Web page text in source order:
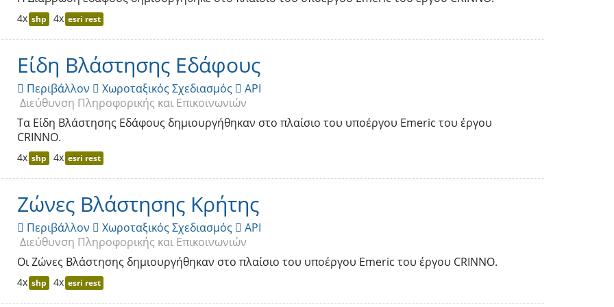
4x shp 4x esri rest
Είδη Βλάστησης Εδάφους
 Περιβάλλον  Χωροταξικός Σχεδιασμός  API
Διεύθυνση Πληροφορικής και Επικοινωνιών
Τα Είδη Βλάστησης Εδάφους δημιουργήθηκαν στο πλαίσιο του υποέργου Emeric του έργου
CRINNO.
4x shp 4x esri rest
Ζώνες Βλάστησης Κρήτης
 Περιβάλλον  Χωροταξικός Σχεδιασμός  API
Διεύθυνση Πληροφορικής και Επικοινωνιών
Οι Ζώνες Βλάστησης δημιουργήθηκαν στο πλαίσιο του υποέργου Emeric του έργου CRINNO.
4x shp 4x esri rest